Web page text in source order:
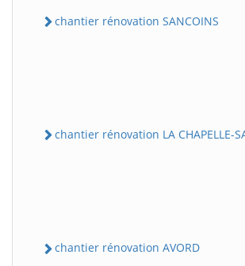
chantier rénovation SANCOINS
chantier rénovation LA CHAPELLE-
chantier rénovation AVORD